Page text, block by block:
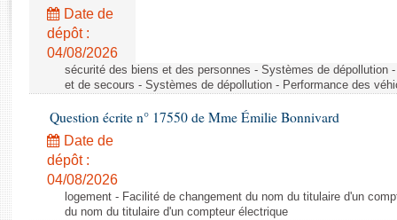
Rapports législatifs
Rapports sur l'application des lois
Baromètre de l’application des lois
Dossiers législatifs
Budget et sécurité sociale
Questions écrites et orales
Comptes rendus des débats
Date de
dépôt :
04/08/2026
sécurité des biens et des personnes - Systèmes de dépollution
et de secours - Systèmes de dépollution - Performance des
Question écrite n° 17550 de Mme Émilie Bonnivard
Date de
dépôt :
04/08/2026
logement - Facilité de changement du nom du titulaire d'un
du nom du titulaire d'un compteur électrique